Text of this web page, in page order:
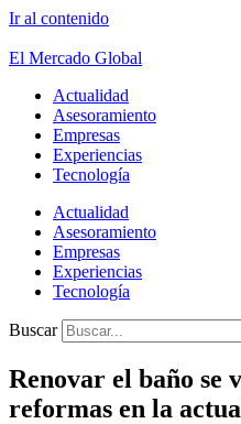
Ir al contenido
El Mercado Global
Actualidad
Asesoramiento
Empresas
Experiencias
Tecnología
Actualidad
Asesoramiento
Empresas
Experiencias
Tecnología
Buscar
Renovar el baño se
reformas en la